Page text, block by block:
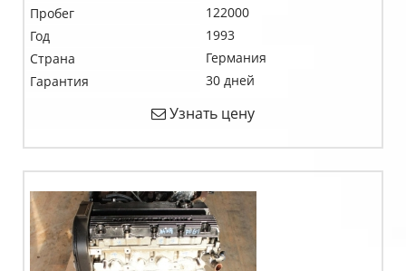
Пробег
122000
Год
1993
Страна
Германия
Гарантия
30 дней
Узнать цену